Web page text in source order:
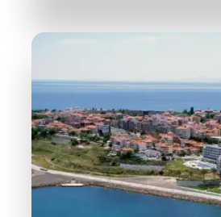
Slunečné Pobřeží